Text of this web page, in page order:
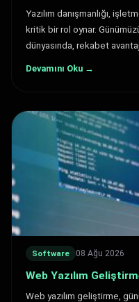
Yazılım danışmanlığı,
kritik bir rol oynar.
dünyasında, rekabet
Devamını Oku →
Software 08 Ağu 2026
Web Yazılım
Web yazılım geliştirme,